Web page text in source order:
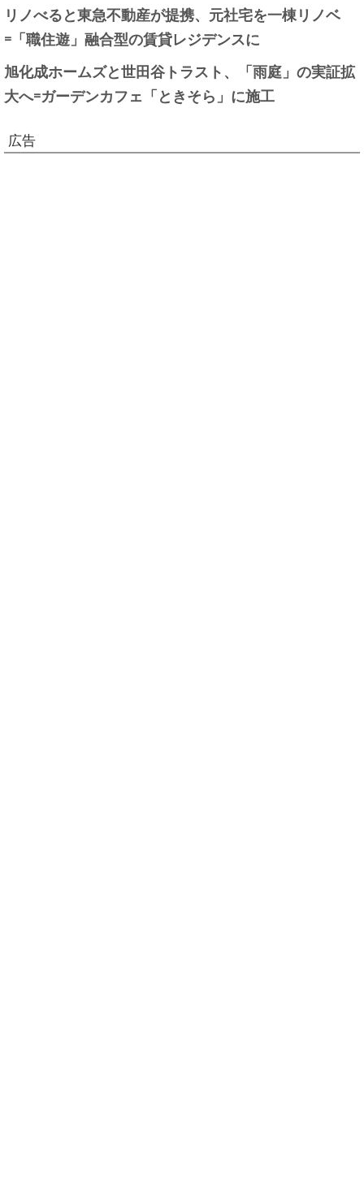
リノべると東急不動産が提携、元社宅を一棟リノベ
=「職住遊」融合型の賃貸レジデンスに
旭化成ホームズと世田谷トラスト、「雨庭」の実証拡
大へ=ガーデンカフェ「ときそら」に施工
広告